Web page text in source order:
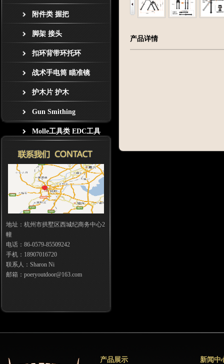
附件类 握把
脚架 接头
扣环背带环托环
战术手电筒 瞄准镜
护木片 护木
Gun Smithing
Molle工具类 EDC工具
地址：杭州市拱墅区西城纪商务中心2
幢
电话：86-0579-85509242
手机：18907016720
联系人：Sharon Ni
邮箱：poeryoutdoor@163.com
产品详情
产品展示 新闻中